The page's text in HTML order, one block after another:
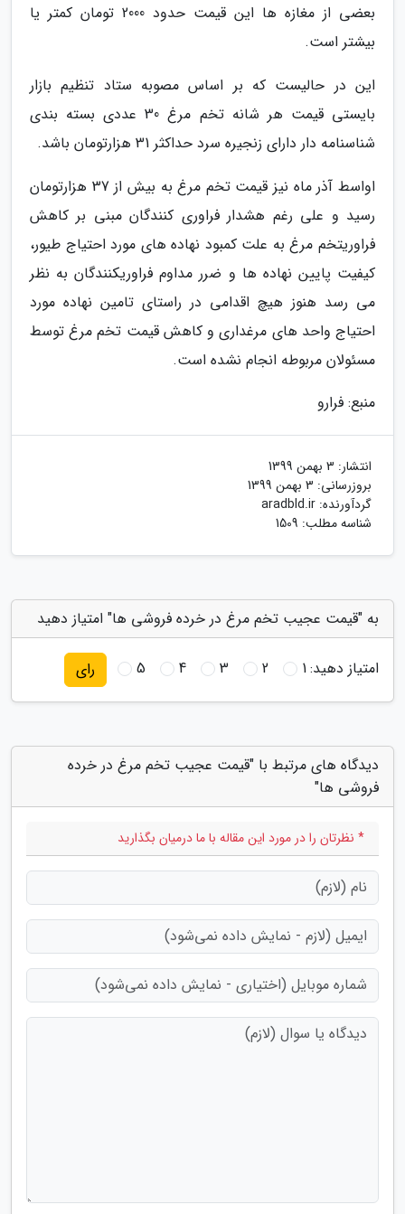
بعضی از مغازه ها این قیمت حدود 2000 تومان کمتر یا
بیشتر است.
این در حالیست که بر اساس مصوبه ستاد تنظیم بازار
بایستی قیمت هر شانه تخم مرغ 30 عددی بسته بندی
شناسنامه دار دارای زنجیره سرد حداکثر 31 هزارتومان باشد.
اواسط آذر ماه نیز قیمت تخم مرغ به بیش از 37 هزارتومان
رسید و علی رغم هشدار فراوری کنندگان مبنی بر کاهش
فراوریتخم مرغ به علت کمبود نهاده های مورد احتیاج طیور،
کیفیت پایین نهاده ها و ضرر مداوم فراوریکنندگان به نظر
می رسد هنوز هیچ اقدامی در راستای تامین نهاده مورد
احتیاج واحد های مرغداری و کاهش قیمت تخم مرغ توسط
مسئولان مربوطه انجام نشده است.
منبع: فرارو
انتشار: 3 بهمن 1399
بروزرسانی: 3 بهمن 1399
گردآورنده: aradbld.ir
شناسه مطلب: 1509
به "قیمت عجیب تخم مرغ در خرده فروشی ها" امتیاز دهید
امتیاز دهید:1
2
3
4
5 رای
دیدگاه های مرتبط با "قیمت عجیب تخم مرغ در خرده
فروشی ها"
* نظرتان را در مورد این مقاله با ما درمیان بگذارید